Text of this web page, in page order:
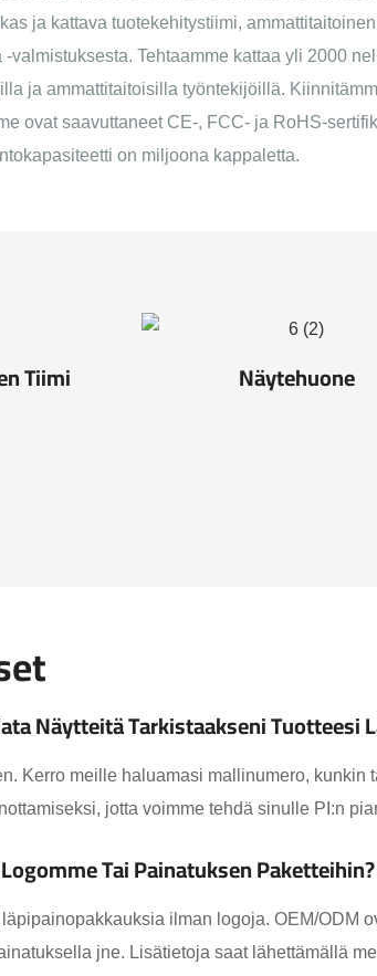
ja kattava tuotekehitystiimi,
valmistuksesta. Tehtaamme kattaa yli 2000
ja ammattitaitoisilla työntekijöillä.
ovat saavuttaneet CE-, FCC- ja RoHS-
on miljoona kappaletta.
Tiimi Näytehuone
Näytteitä Tarkistaakseni Tuotteesi
Kerro meille haluamasi mallinumero, kunkin
jotta voimme tehdä sinulle PI:n
Tai Painatuksen Paketteihin?
ilman logoja. OEM/ODM
jne. Lisätietoja saat lähettämällä